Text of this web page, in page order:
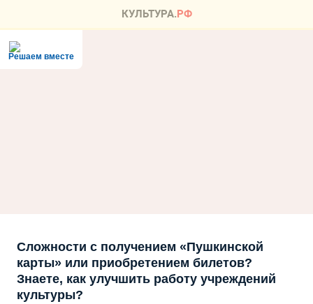
Решаем вместе
Сложности с получением «Пушкинской
карты» или приобретением билетов?
Знаете, как улучшить работу учреждений
культуры?